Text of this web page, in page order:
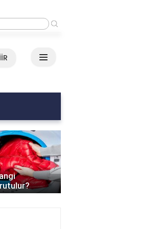
Çevirdin Sözleri
›